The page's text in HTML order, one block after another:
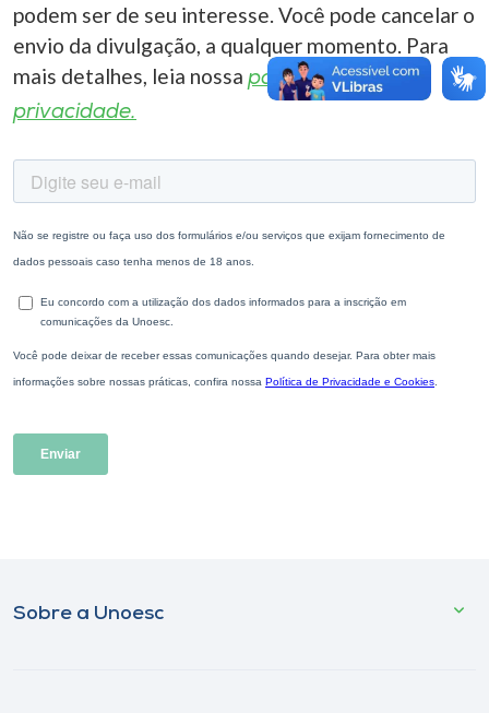
podem ser de seu interesse. Você pode cancelar o
envio da divulgação, a qualquer momento. Para
mais detalhes, leia nossa política de
privacidade.
Sobre a Unoesc